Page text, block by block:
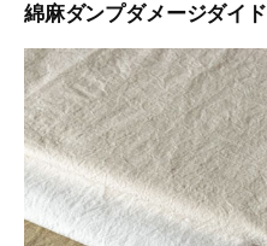
綿麻ダンプダメージダイド